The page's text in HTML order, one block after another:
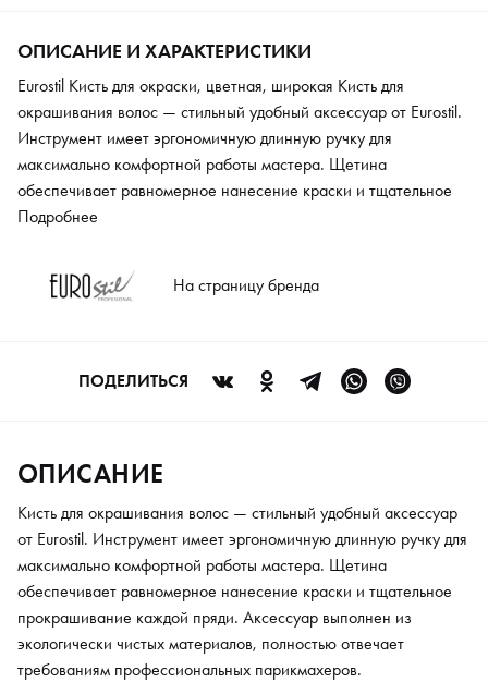
ОПИСАНИЕ И ХАРАКТЕРИСТИКИ
Eurostil Кисть для окраски, цветная, широкая Кисть для
окрашивания волос — стильный удобный аксессуар от Eurostil.
Инструмент имеет эргономичную длинную ручку для
максимально комфортной работы мастера. Щетина
обеспечивает равномерное нанесение краски и тщательное
прокрашивание каждой пряди. Аксессуар выполнен из
требованиям профессиональных парикмахеров.
Подробнее
На страницу бренда
ПОДЕЛИТЬСЯ
ОПИСАНИЕ
Кисть для окрашивания волос — стильный удобный аксессуар
от Eurostil. Инструмент имеет эргономичную длинную ручку для
максимально комфортной работы мастера. Щетина
обеспечивает равномерное нанесение краски и тщательное
прокрашивание каждой пряди. Аксессуар выполнен из
экологически чистых материалов, полностью отвечает
требованиям профессиональных парикмахеров.